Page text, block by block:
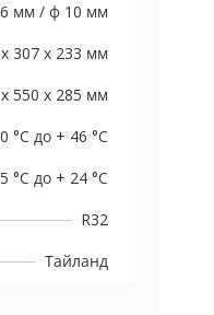
мм / ф 10 мм
307 x 233 мм
550 x 285 мм
°C до + 46 °C
°C до + 24 °C
R32
Тайланд